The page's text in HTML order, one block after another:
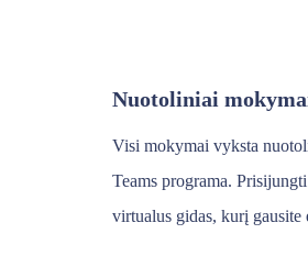
Nuotoliniai
Visi mokymai vyksta
Teams programa.
virtualus gidas, kurį gausite